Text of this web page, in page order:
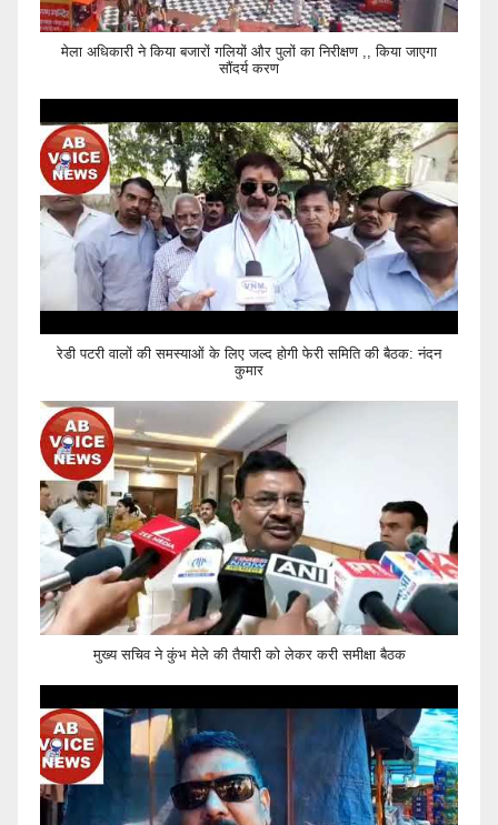
मेला अधिकारी ने किया बजारों गलियों और पुलों का निरीक्षण ,, किया जाएगा
सौंदर्य करण
रेडी पटरी वालों की समस्याओं के लिए जल्द होगी फेरी समिति की बैठक: नंदन
कुमार
मुख्य सचिव ने कुंभ मेले की तैयारी को लेकर करी समीक्षा बैठक